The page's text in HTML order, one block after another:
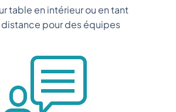
table en intérieur ou en tant
pour des équipes